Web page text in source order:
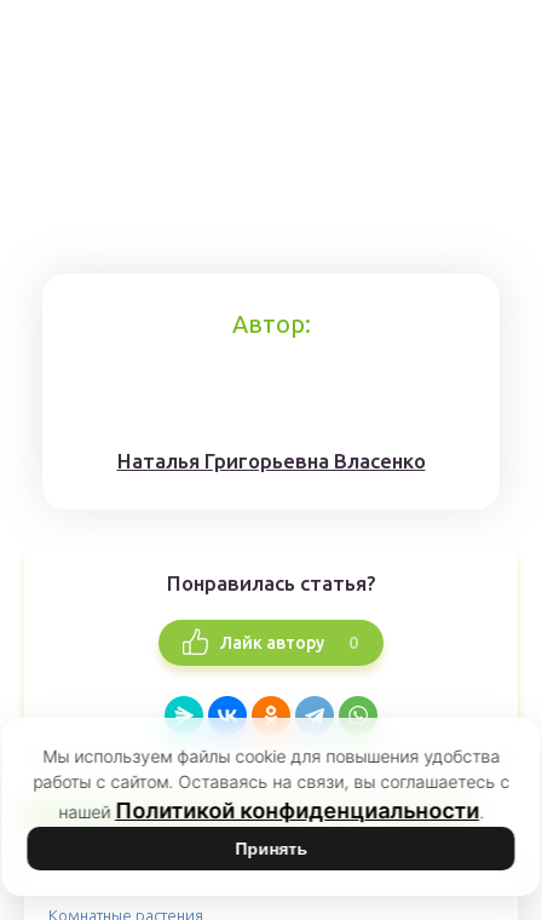
Автор:
Наталья Григорьевна Власенко
Понравилась статья?
Лайк автору 0
РЕКОМЕНДУЕМ ПО ТЕМЕ
Комнатные растения
Мы используем файлы cookie для повышения удобства
работы с сайтом. Оставаясь на связи, вы соглашаетесь с
нашей Политикой конфиденциальности.
Принять